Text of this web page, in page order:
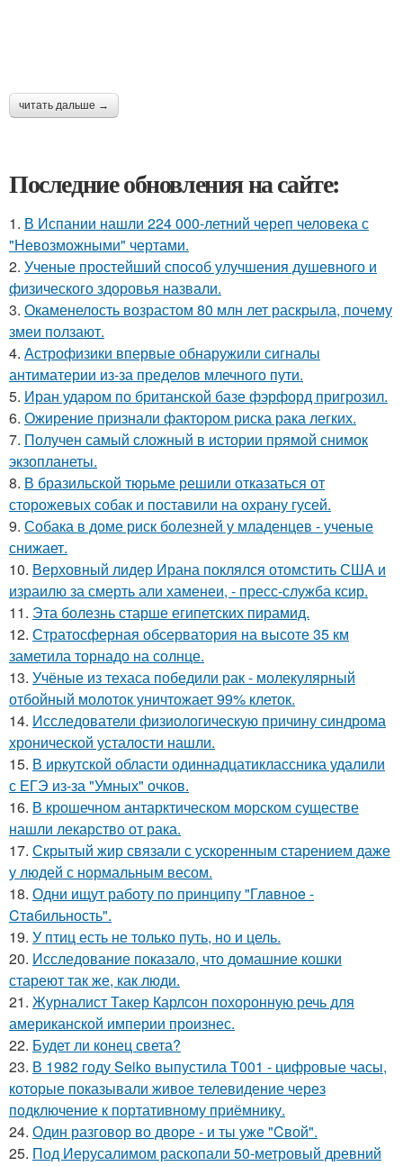
читать дальше →
Последние обновления на сайте:
1. В Испании нашли 224 000-летний череп человека с
"Невозможными" чертами.
2. Ученые простейший способ улучшения душевного и
физического здоровья назвали.
3. Окаменелость возрастом 80 млн лет раскрыла, почему
змеи ползают.
4. Астрофизики впервые обнаружили сигналы
антиматерии из-за пределов млечного пути.
5. Иран ударом по британской базе фэрфорд пригрозил.
6. Ожирение признали фактором риска рака легких.
7. Получен самый сложный в истории прямой снимок
экзопланеты.
8. В бразильской тюрьме решили отказаться от
сторожевых собак и поставили на охрану гусей.
9. Собака в доме риск болезней у младенцев - ученые
снижает.
10. Верховный лидер Ирана поклялся отомстить США и
израилю за смерть али хаменеи, - пресс-служба ксир.
11. Эта болезнь старше египетских пирамид.
12. Стратосферная обсерватория на высоте 35 км
заметила торнадо на солнце.
13. Учёные из техаса победили рак - молекулярный
отбойный молоток уничтожает 99% клеток.
14. Исследователи физиологическую причину синдрома
хронической усталости нашли.
15. В иркутской области одиннадцатиклассника удалили
с ЕГЭ из-за "Умных" очков.
16. В крошечном антарктическом морском существе
нашли лекарство от рака.
17. Скрытый жир связали с ускоренным старением даже
у людей с нормальным весом.
18. Одни ищут работу по принципу "Глaвноe -
Cтaбильность".
19. У птиц есть не только путь, но и цель.
20. Исследование показало, что домашние кошки
стареют так же, как люди.
21. Журналист Такер Карлсон похоронную речь для
американской империи произнес.
22. Будет ли конец света?
23. В 1982 году Seiko выпустила T001 - цифровые часы,
которые показывали живое телевидение через
подключение к портативному приёмнику.
24. Один разговoр во двоpе - и ты ужe "Cвой".
25. Под Иерусалимом раскопали 50-метровый древний